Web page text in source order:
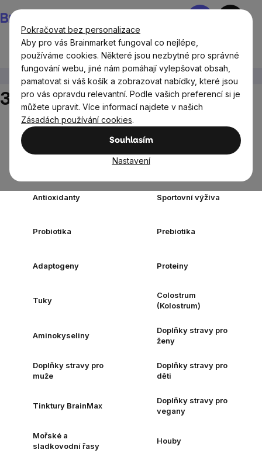
Pokračovat bez personalizace
Aby pro vás Brainmarket fungoval co nejlépe,
používáme cookies. Některé jsou nezbytné pro správné
fungování webu, jiné nám pomáhají vylepšovat obsah,
pamatovat si váš košík a zobrazovat nabídky, které jsou
pro vás opravdu relevantní. Podle vašich preferencí si je
můžete upravit. Více informací najdete v našich
Zásadách používání cookies.
Souhlasím
Nastavení
na
obsah
Nákupní
Doplňky stravy a výživa 300 kapslí
300 kapslí
Doplňky stravy
Minerály a
Antioxidanty Sportovní výživa
Probiotika Prebiotika
Adaptogeny Proteiny
Tuky
Colostrum
(Kolostrum)
Aminokyseliny
Doplňky stravy pro
ženy
Doplňky stravy pro
muže
Doplňky stravy pro
děti
Tinktury BrainMax
Doplňky stravy pro
vegany
Mořské a
sladkovodní řasy
Houby